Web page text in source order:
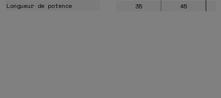
Longueur de potence
35 45